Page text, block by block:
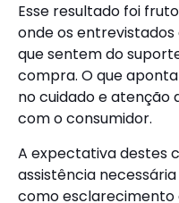
Esse resultado foi
onde os
que sentem do
compra. O que
no cuidado e atenção
com o consumidor.
A expectativa destes
assistência
como esclarecimento